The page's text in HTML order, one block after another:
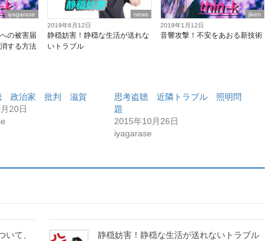
iyagarase
の被害届
する方法
news
2019年6月12日
静穏妨害！静穏な生活が送れな
いトラブル
jiken
2019年1月12日
音響攻撃！不安をあおる新技術
政治家 批判 滋賀
20日
思考盗聴 近隣トラブル 照明問
題
2015年10月26日
iyagarase
いて、
静穏妨害！静穏な生活が送れないトラブル